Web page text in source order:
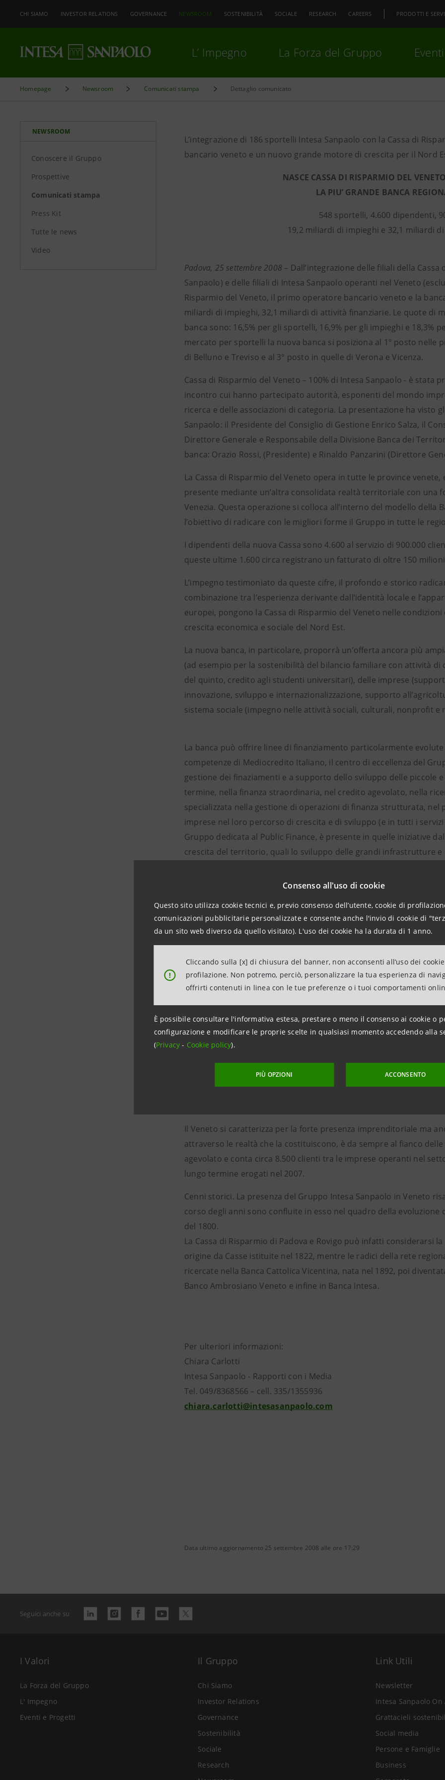
Consenso all'uso di cookie
Questo sito utilizza cookie tecnici e, previo consenso dell’utente, cookie di
comunicazioni pubblicitarie personalizzate e consente anche l'invio di cookie di
da un sito web diverso da quello visitato). L'uso dei cookie ha la durata di 1 anno.
!
Cliccando sulla [x] di chiusura del banner, non acconsenti all’uso dei
profilazione. Non potremo, perciò, personalizzare la tua esperienza di
offrirti contenuti in linea con le tue preferenze o i tuoi comportamenti
È possibile consultare l'informativa estesa, prestare o meno il consenso ai cookie o
configurazione e modificare le proprie scelte in qualsiasi momento accedendo alla
(Privacy- Cookie policy).
PIÙ OPZIONI ACCONSENTO
CHI SIAMO INVESTOR RELATIONS GOVERNANCE NEWSROOM SOSTENIBILITÀ SOCIALE RESEARCH CAREERS PRODOTTI E
L’ Impegno La Forza del Gruppo
Homepage Newsroom Comunicati stampa Dettaglio comunicato
NEWSROOM
Conoscere il Gruppo
Prospettive
Comunicati stampa
Press Kit
Tutte le news
Video
L’integrazione di 186 sportelli Intesa Sanpaolo con la Cassa di
bancario veneto e un nuovo grande motore di crescita per il Nord
NASCE CASSA DI RISPARMIO DEL
LA PIU’ GRANDE BANCA
548 sportelli, 4.600 dipendenti,
19,2 miliardi di impieghi e 32,1 miliardi
Padova, 25 settembre 2008 – Dall’integrazione delle filiali della
Sanpaolo) e delle filiali di Intesa Sanpaolo operanti nel Veneto
Risparmio del Veneto, il primo operatore bancario veneto e la
miliardi di impieghi, 32,1 miliardi di attività finanziarie. Le quote di
banca sono: 16,5% per gli sportelli, 16,9% per gli impieghi e
mercato per sportelli la nuova banca si posiziona al 1° posto nelle
di Belluno e Treviso e al 3° posto in quelle di Verona e Vicenza.
Cassa di Risparmio del Veneto – 100% di Intesa Sanpaolo - è stata
incontro cui hanno partecipato autorità, esponenti del mondo
ricerca e delle associazioni di categoria. La presentazione ha
Sanpaolo: il Presidente del Consiglio di Gestione Enrico Salza, il
Direttore Generale e Responsabile della Divisione Banca dei
banca: Orazio Rossi, (Presidente) e Rinaldo Panzarini (Direttore
La Cassa di Risparmio del Veneto opera in tutte le province
presente mediante un’altra consolidata realtà territoriale con una
Venezia. Questa operazione si colloca all’interno del modello della
l’obiettivo di radicare con le migliori forme il Gruppo in tutte le
I dipendenti della nuova Cassa sono 4.600 al servizio di 900.000
queste ultime 1.600 circa registrano un fatturato di oltre 150
L’impegno testimoniato da queste cifre, il profondo e storico
combinazione tra l’esperienza derivante dall’identità locale e
europei, pongono la Cassa di Risparmio del Veneto nelle
crescita economica e sociale del Nord Est.
La nuova banca, in particolare, proporrà un’offerta ancora più
(ad esempio per la sostenibilità del bilancio familiare con attività
del quinto, credito agli studenti universitari), delle imprese
innovazione, sviluppo e internazionalizzazione, supporto
sistema sociale (impegno nelle attività sociali, culturali, nonprofit
La banca può offrire linee di finanziamento particolarmente
competenze di Mediocredito Italiano, il centro di eccellenza del
gestione dei finaziamenti e a supporto dello sviluppo delle piccole
termine, nella finanza straordinaria, nel credito agevolato, nella
specializzata nella gestione di operazioni di finanza strutturata,
imprese nel loro percorso di crescita e di sviluppo (e in tutti i servizi
Gruppo dedicata al Public Finance, è presente in quelle iniziative
crescita del territorio, quali lo sviluppo delle grandi infrastrutture
sanitario pubblico e privato, il miglioramento dei servizi pubblici e
pubblico. Inoltre attraverso Banca Prossima, la banca del Gruppo
e comunità), la Cassa può creare nel territorio valore sociale,
particolare, si stima che il mondo del nonprofit nel Veneto conti
impiegate, movimenti 6 miliardi di flussi finanziari e si posizioni tra
La nuova banca potrà anche contare sulla rete estera del Gruppo
uffici di rappresentanza, filiali estere e controllate, in particolare le
Europa e nel bacino del Mediterraneo con una rete di circa 1900
rappresenta un elemento qualificante in Veneto, dove le aziende
produzione, la loro quota rappresenta il 12% dell’export nazionale
oggi basi all’estero.
La banca svolge servizi di tesoreria per quasi 500 enti fra cui
ospedaliere e aziende sanitarie locali, istituti scolastici, per un
Fondamentale è il rapporto con le associazioni di categoria e con i
34 accordi nelle sei province di azione della Cassa per uno stock
Il Veneto si caratterizza per la forte presenza imprenditoriale ma
attraverso le realtà che la costituiscono, è da sempre al fianco
agevolato e conta circa 8.500 clienti tra le imprese operanti nel
lungo termine erogati nel 2007.
Cenni storici. La presenza del Gruppo Intesa Sanpaolo in Veneto
corso degli anni sono confluite in esso nel quadro della
del 1800.
La Cassa di Risparmio di Padova e Rovigo può infatti considerarsi
origine da Casse istituite nel 1822, mentre le radici della rete
ricercate nella Banca Cattolica Vicentina, nata nel 1892, poi
Banco Ambrosiano Veneto e infine in Banca Intesa.
Per ulteriori informazioni:
Chiara Carlotti
Intesa Sanpaolo - Rapporti con i Media
Tel. 049/8368566 – cell. 335/1355936
chiara.carlotti@intesasanpaolo.com
Data ultimo aggiornamento 25 settembre 2008 alle ore 17:29
Seguici anche su
I Valori
La Forza del Gruppo
L' Impegno
Eventi e Progetti
Il Gruppo
Chi Siamo
Investor Relations
Governance
Sostenibilità
Sociale
Research
Link Utili
Newsletter
Intesa Sanpaolo On
Grattacieli
Social media
Persone e Famiglie
Business